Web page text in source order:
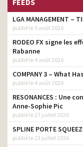
FEEDS
LGA MANAGEMENT –
publié le 5 août 2026
RODEO FX signe les
Rabanne
publié le 4 août 2026
COMPANY 3 – What
publié le 4 août 2026
RESONANCES : Une
Anne-Sophie Pic
publié le 27 juillet 2026
SPLINE PORTE
publié le 23 juillet 2026